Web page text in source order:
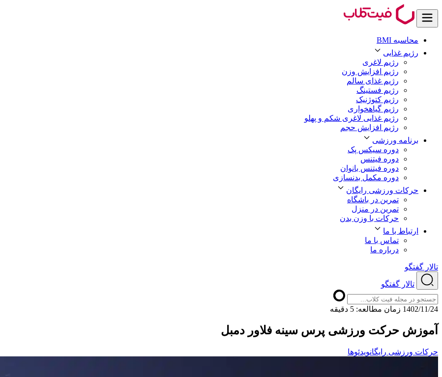
محاسبه BMI
رژیم غذایی
رژیم لاغری
رژیم افزایش وزن
رژیم غذای سالم
رژیم فستینگ
رژیم کتوژنیک
رژیم گیاهخواری
رژیم غذایی لاغری شکم و پهلو
رژیم افزایش حجم
برنامه ورزشی
دوره سیکس پک
دوره فیتنس
دوره فیتنس بانوان
دوره مکمل بدنسازی
حرکات ورزشی رایگان
تمرین در باشگاه
تمرین در منزل
حرکات با وزن بدن
ارتباط با ما
تماس با ما
درباره ما
تالار گفتگو
تالار گفتگو
1402/11/24 ﺯﻣﺎﻥ ﻣﻄﺎﻟﻌﻪ: 5 دقیقه
آموزش حرکت ورزشی پرس سینه فلاور دمبل
حرکات ورزشی رایگانویدئوها